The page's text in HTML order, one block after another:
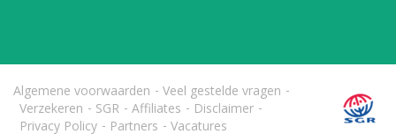
Algemene voorwaarden
Veel gestelde vragen
Verzekeren
SGR Affiliates
Disclaimer
Privacy Policy
Partners Vacatures